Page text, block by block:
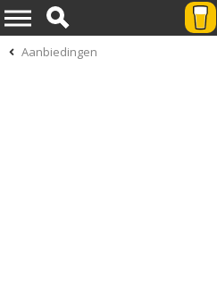
Aanbiedingen